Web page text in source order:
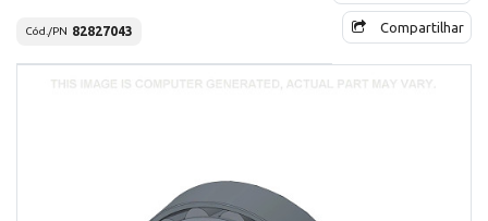
Cód./PN 82827043 Compartilhar